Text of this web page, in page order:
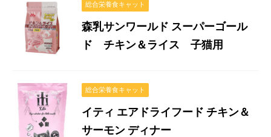
総合栄養食キャット
森乳サンワールド スーパーゴール
ド チキン＆ライス 子猫用
総合栄養食キャット
イティ エアドライフード チキン＆
サーモン ディナー